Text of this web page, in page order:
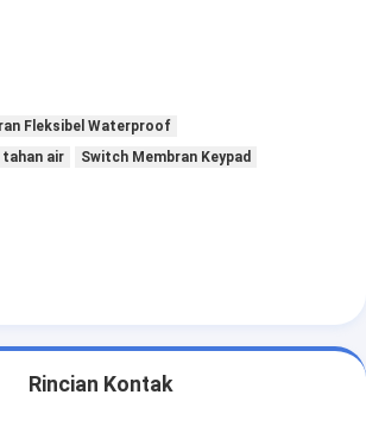
Fleksibel Waterproof
tahan air
Switch Membran Keypad
Rincian Kontak